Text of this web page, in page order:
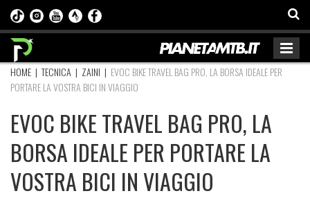
HOME |TECNICA | ZAINI | EVOC BIKE TRAVEL BAG PRO, LA BORSA IDEALE PER
PORTARE LA VOSTRA BICI IN VIAGGIO
EVOC BIKE TRAVEL BAG PRO, LA
BORSA IDEALE PER PORTARE LA
VOSTRA BICI IN VIAGGIO